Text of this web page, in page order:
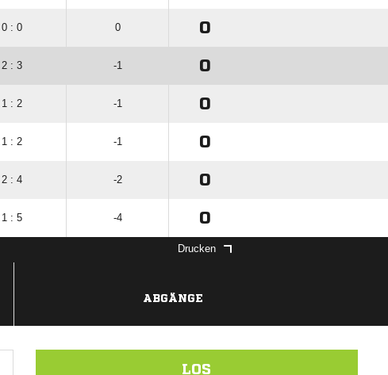
0 : 0 0 0
2 : 3 -1 0
1 : 2 -1 0
1 : 2 -1 0
2 : 4 -2 0
1 : 5 -4 0
Drucken
ABGÄNGE
LOS